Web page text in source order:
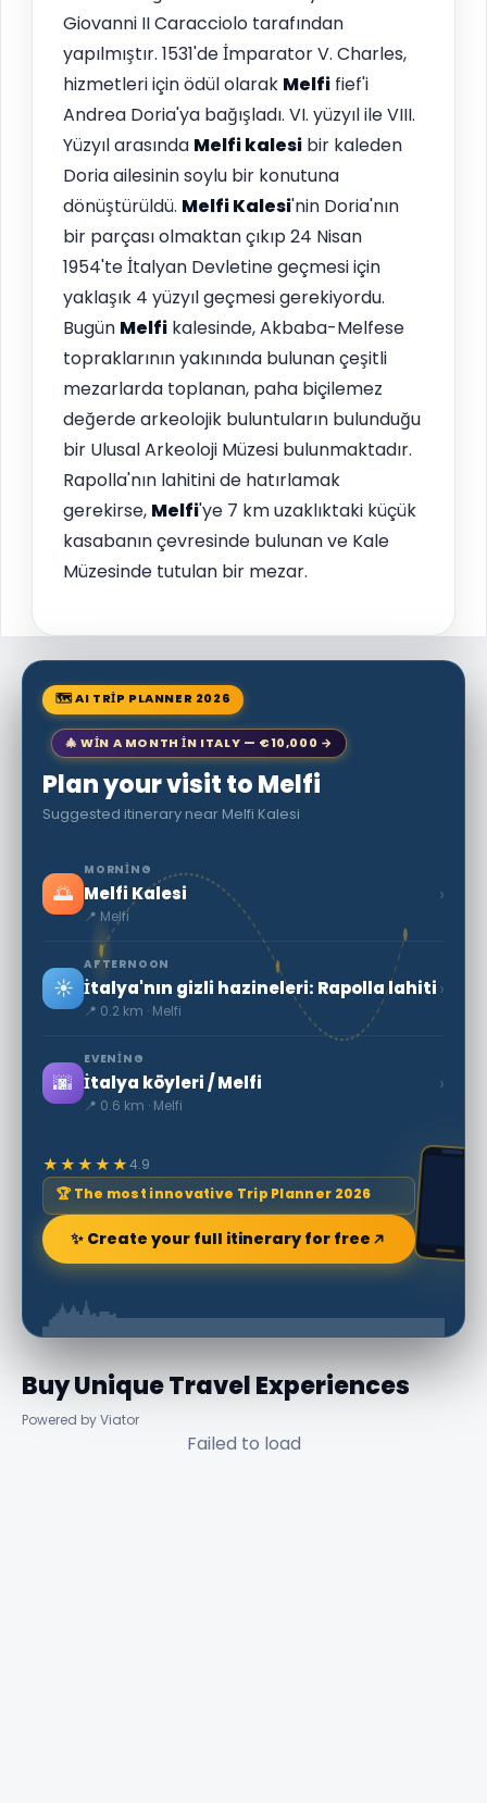
Giovanni II Caracciolo tarafından
yapılmıştır. 1531'de İmparator V. Charles,
hizmetleri için ödül olarak Melfi fief'i
Andrea Doria'ya bağışladı. VI. yüzyıl ile VIII.
Yüzyıl arasında Melfikalesi bir kaleden
Doria ailesinin soylu bir konutuna
dönüştürüldü. MelfiKalesi'nin Doria'nın
bir parçası olmaktan çıkıp 24 Nisan
1954'te İtalyan Devletine geçmesi için
yaklaşık 4 yüzyıl geçmesi gerekiyordu.
Bugün Melfi kalesinde, Akbaba-Melfese
topraklarının yakınında bulunan çeşitli
mezarlarda toplanan, paha biçilemez
değerde arkeolojik buluntuların bulunduğu
bir Ulusal Arkeoloji Müzesi bulunmaktadır.
Rapolla'nın lahitini de hatırlamak
gerekirse, Melfi'ye 7 km uzaklıktaki küçük
kasabanın çevresinde bulunan ve Kale
Müzesinde tutulan bir mezar.
🗺 AI TRIP PLANNER 2026
🎄 WIN A MONTH IN ITALY — €10,000 →
Plan your visit to Melfi
Suggested itinerary near Melfi Kalesi
🌅
MORNING
Melfi Kalesi
📍 Melfi
›
☀️
AFTERNOON
İtalya'nın gizli hazineleri: Rapolla lahiti
📍 0.2 km · Melfi
›
🌆
EVENING
İtalya köyleri / Melfi
📍 0.6 km · Melfi
›
★★★★★4.9
🏆 The most innovative Trip Planner 2026
✨ Create your full itinerary for free
Buy Unique Travel Experiences
Powered by Viator
Failed to load